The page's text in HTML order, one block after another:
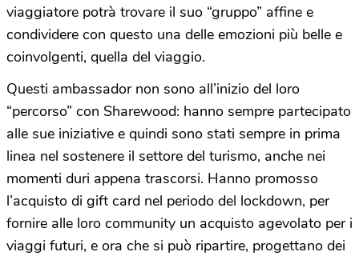
viaggiatore potrà trovare il suo “gruppo” affine e
condividere con questo una delle emozioni più belle e
coinvolgenti, quella del viaggio.
Questi ambassador non sono all’inizio del loro
“percorso” con Sharewood: hanno sempre partecipato
alle sue iniziative e quindi sono stati sempre in prima
linea nel sostenere il settore del turismo, anche nei
momenti duri appena trascorsi. Hanno promosso
l’acquisto di gift card nel periodo del lockdown, per
fornire alle loro community un acquisto agevolato per i
viaggi futuri, e ora che si può ripartire, progettano dei